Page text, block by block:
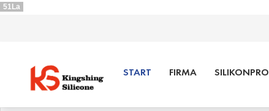
51La
START FIRMA